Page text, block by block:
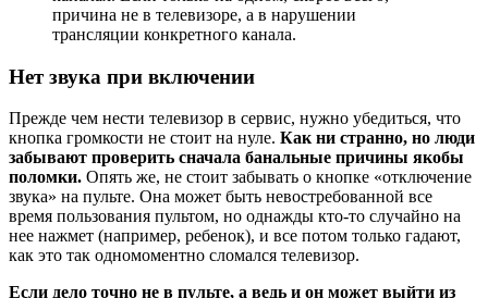
причина не в телевизоре, а в нарушении
трансляции конкретного канала.
Нет звука при включении
Прежде чем нести телевизор в сервис, нужно убедиться, что
кнопка громкости не стоит на нуле. Как ни странно, но люди
забывают проверить сначала банальные причины якобы
поломки. Опять же, не стоит забывать о кнопке «отключение
звука» на пульте. Она может быть невостребованной все
время пользования пультом, но однажды кто-то случайно на
нее нажмет (например, ребенок), и все потом только гадают,
как это так одномоментно сломался телевизор.
Если дело точно не в пульте, а ведь и он может выйти из